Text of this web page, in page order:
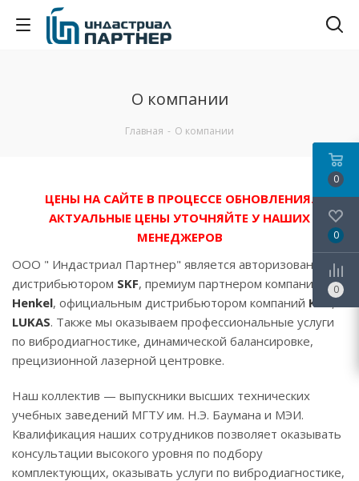
О компании
Главная - О компании
ЦЕНЫ НА САЙТЕ В ПРОЦЕССЕ ОБНОВЛЕНИЯ.
АКТУАЛЬНЫЕ ЦЕНЫ УТОЧНЯЙТЕ У НАШИХ
МЕНЕДЖЕРОВ
ООО " Индастриал Партнер" является авторизованным
дистрибьютором SKF, премиум партнером компании
Henkel, официальным дистрибьютором компаний KTR ,
LUKAS. Также мы оказываем профессиональные услуги
по вибродиагностике, динамической балансировке,
прецизионной лазерной центровке.
Наш коллектив — выпускники высших технических
учебных заведений МГТУ им. Н.Э. Баумана и МЭИ.
Квалификация наших сотрудников позволяет оказывать
консультации высокого уровня по подбору
комплектующих, оказывать услуги по вибродиагностике,
0
0
0